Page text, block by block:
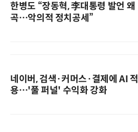
한병도 “장동혁, 李대통령 발언 왜
곡…악의적 정치공세”
네이버, 검색·커머스·결제에 AI 적
용…'풀 퍼널' 수익화 강화